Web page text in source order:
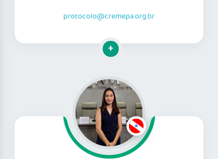
protocolo@cremepa.org.br
Clique para mais informações